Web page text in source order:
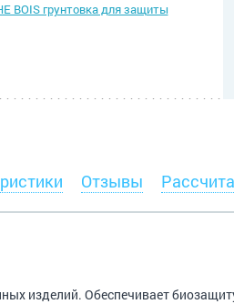
BOIS грунтовка для защиты
Отзывы
изделий. Обеспечивает